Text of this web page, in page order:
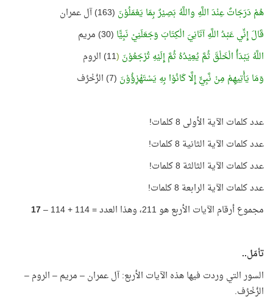
هُمْ دَرَجَاتٌ عِنْدَ اللَّهِ واللَّهُ بَصِيْرٌ بِمَا يَعْمَلُوْنَ (163) آل عمران
قَالَ إِنِّي عَبْدُ اللَّهِ آتَانِيَ الْكِتَابَ وَجَعَلَنِيْ نَبِيًّا (30) مريم
اللَّهُ يَبْدَأُ الْخَلْقَ ثُمَّ يُعِيْدُهُ ثُمَّ إِلَيْهِ تُرْجَعُوْنَ (11) الروم
وَمَا يَأْتِيهِمْ مِنْ نَّبِيٍّ إِلَّا كَانُوْا بِهِ يَسْتَهْزِؤُوْنَ (7) الزُخْرُف
عدد كلمات الآية الأولى 8 كلمات!
عدد كلمات الآية الثانية 8 كلمات!
عدد كلمات الآية الثالثة 8 كلمات!
عدد كلمات الآية الرابعة 8 كلمات!
مجموع أرقام الآيات الأربع هو 211، وهذا العدد = 114 + 114 –
17
تأمّل..
السور التي وردت فيها هذه الآيات الأربع: آل عمران – مريم – الروم –
الزُخْرُف.